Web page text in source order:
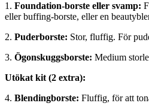
1. Foundation-borste eller svamp:
eller buffing-borste, eller en
2. Puderborste: Stor, fluffig. För
3. Ögonskuggsborste: Medium
Utökat kit (2 extra):
4. Blendingborste: Fluffig, för att